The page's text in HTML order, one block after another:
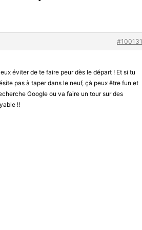
#100131
éviter de te faire peur dès le départ ! Et si tu
pas à taper dans le neuf, çà peux être fun et
Google ou va faire un tour sur des
!!